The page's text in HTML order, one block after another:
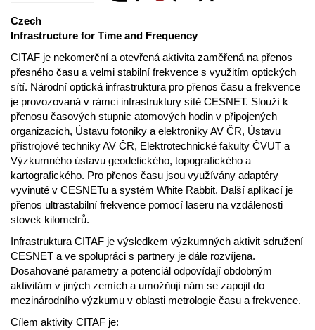
Czech
Infrastructure for Time and Frequency
CITAF je nekomerční a otevřená aktivita zaměřená na přenos
přesného času a velmi stabilní frekvence s využitím optických
sítí. Národní optická infrastruktura pro přenos času a frekvence
je provozovaná v rámci infrastruktury sítě CESNET. Slouží k
přenosu časových stupnic atomových hodin v připojených
organizacích, Ústavu fotoniky a elektroniky AV ČR, Ústavu
přístrojové techniky AV ČR, Elektrotechnické fakulty ČVUT a
Výzkumného ústavu geodetického, topografického a
kartografického. Pro přenos času jsou využívány adaptéry
vyvinuté v CESNETu a systém White Rabbit. Další aplikací je
přenos ultrastabilní frekvence pomocí laseru na vzdálenosti
stovek kilometrů.
Infrastruktura CITAF je výsledkem výzkumných aktivit sdružení
CESNET a ve spolupráci s partnery je dále rozvíjena.
Dosahované parametry a potenciál odpovídají obdobným
aktivitám v jiných zemích a umožňují nám se zapojit do
mezinárodního výzkumu v oblasti metrologie času a frekvence.
Cílem aktivity CITAF je: